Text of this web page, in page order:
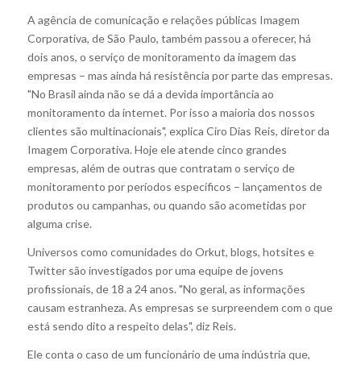
A agência de comunicação e relações públicas Imagem
Corporativa, de São Paulo, também passou a oferecer, há
dois anos, o serviço de monitoramento da imagem das
empresas – mas ainda há resistência por parte das empresas.
"No Brasil ainda não se dá a devida importância ao
monitoramento da internet. Por isso a maioria dos nossos
clientes são multinacionais", explica Ciro Dias Reis, diretor da
Imagem Corporativa. Hoje ele atende cinco grandes
empresas, além de outras que contratam o serviço de
monitoramento por períodos específicos – lançamentos de
produtos ou campanhas, ou quando são acometidas por
alguma crise.
Universos como comunidades do Orkut, blogs, hotsites e
Twitter são investigados por uma equipe de jovens
profissionais, de 18 a 24 anos. "No geral, as informações
causam estranheza. As empresas se surpreendem com o que
está sendo dito a respeito delas", diz Reis.
Ele conta o caso de um funcionário de uma indústria que,